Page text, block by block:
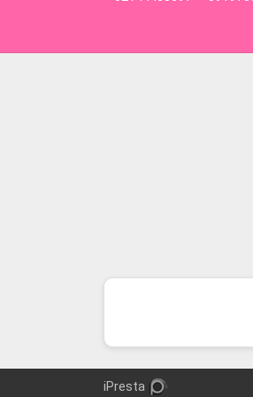
iPresta